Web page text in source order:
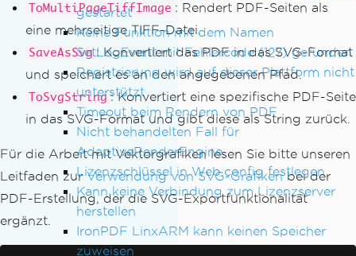
gestartet
Keine Funktion mit dem Namen
SetLogEvent mit Fehlercode (127) gefunden
Registrierung wird auf dieser Plattform nicht
unterstützt
Timeout beim Rendern von PDF
Nicht behandelten Fall für
AdaptiveRenderEngine
Lizenzschlüssel in Web.config festlegen
Kann keine Verbindung zum Lizenzserver
herstellen
IronPDF LinxARM kann keinen Speicher
zuweisen
ToMultiPageTiffImage : Rendert PDF-Seiten als
eine mehrseitige TIFF-Datei.
SaveAsSvg : Konvertiert das PDF in das SVG-Format
und speichert es an den angegebenen Pfad.
ToSvgString : Konvertiert eine spezifische PDF-Seite
in das SVG-Format und gibt diese als String zurück.
Für die Arbeit mit Vektorgrafiken lesen Sie bitte unseren
Leitfaden zurVerwendung von SVG-Grafikenbei der
PDF-Erstellung, der die SVG-Exportfunktionalität
ergänzt.